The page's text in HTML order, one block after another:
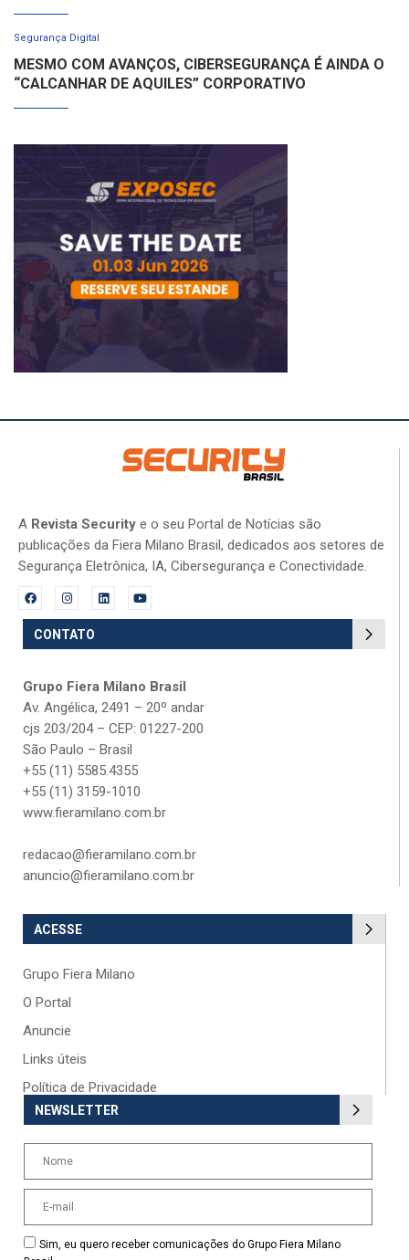
Segurança Digital
MESMO COM AVANÇOS, CIBERSEGURANÇA É AINDA O
“CALCANHAR DE AQUILES” CORPORATIVO
A Revista Security e o seu Portal de Notícias são
publicações da Fiera Milano Brasil, dedicados aos setores de
Segurança Eletrônica, IA, Cibersegurança e Conectividade.
CONTATO
Grupo Fiera Milano Brasil
Av. Angélica, 2491 – 20º andar
cjs 203/204 – CEP: 01227-200
São Paulo – Brasil
+55 (11) 5585.4355
+55 (11) 3159-1010
www.fieramilano.com.br
redacao@fieramilano.com.br
anuncio@fieramilano.com.br
ACESSE
Grupo Fiera Milano
O Portal
Anuncie
Links úteis
Política de Privacidade
NEWSLETTER
Sim, eu quero receber comunicações do Grupo Fiera Milano